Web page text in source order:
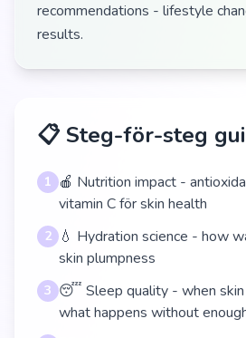
recommendations - lifestyle
results.
📋 Steg-för-steg
1 🍎 Nutrition impact -
vitamin C för skin health
2
💧 Hydration science - how
skin plumpness
3 😴 Sleep quality - when skin
what happens without